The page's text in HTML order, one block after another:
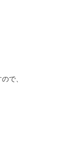
で、